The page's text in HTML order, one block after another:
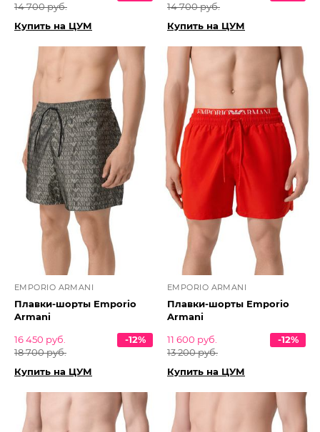
14 700 руб.
Купить на ЦУМ
14 700 руб.
Купить на ЦУМ
EMPORIO ARMANI
Плавки-шорты Emporio
Armani
16 450 руб.
18 700 руб.
-12%
Купить на ЦУМ
EMPORIO ARMANI
Плавки-шорты Emporio
Armani
11 600 руб.
13 200 руб.
-12%
Купить на ЦУМ